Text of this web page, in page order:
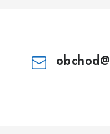
obchod@